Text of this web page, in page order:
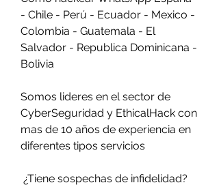
- Chile - Perú - Ecuador - Mexico -
Colombia - Guatemala - El
Salvador - Republica Dominicana -
Bolivia
Somos lideres en el sector de
CyberSeguridad y EthicalHack con
mas de 10 años de experiencia en